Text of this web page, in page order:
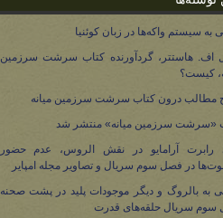
به سیستم واکه‌ها در زبان کوئنیا
اف. هاستتر، گردآورنده کتاب سرشت سرزمین
کیست؟
مطالب درون کتاب سرشت سرزمین میانه
«سرشت سرزمین میانه» منتشر شد
رابرت آرامایو در نقش الروس، عدم حضور
در فصل سوم سریال و تصاویر مجله امپایر
به بالروگ و دیگر موجودات پلید در پشت صحنه
سوم سریال حلقه‌های قدرت